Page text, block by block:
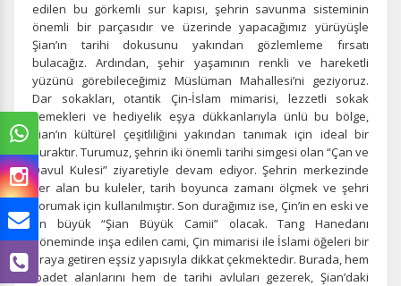
edilen bu görkemli sur kapısı, şehrin savunma sisteminin
önemli bir parçasıdır ve üzerinde yapacağımız yürüyüşle
Şian’ın tarihi dokusunu yakından gözlemleme fırsatı
bulacağız. Ardından, şehir yaşamının renkli ve hareketli
yüzünü görebileceğimiz Müslüman Mahallesi’ni geziyoruz.
Dar sokakları, otantik Çin-İslam mimarisi, lezzetli sokak
yemekleri ve hediyelik eşya dükkanlarıyla ünlü bu bölge,
Şian’ın kültürel çeşitliliğini yakından tanımak için ideal bir
duraktır. Turumuz, şehrin iki önemli tarihi simgesi olan “Çan ve
Davul Kulesi” ziyaretiyle devam ediyor. Şehrin merkezinde
yer alan bu kuleler, tarih boyunca zamanı ölçmek ve şehri
korumak için kullanılmıştır. Son durağımız ise, Çin’in en eski ve
en büyük “Şian Büyük Camii” olacak. Tang Hanedanı
döneminde inşa edilen cami, Çin mimarisi ile İslami öğeleri bir
araya getiren eşsiz yapısıyla dikkat çekmektedir. Burada, hem
ibadet alanlarını hem de tarihi avluları gezerek, Şian’daki